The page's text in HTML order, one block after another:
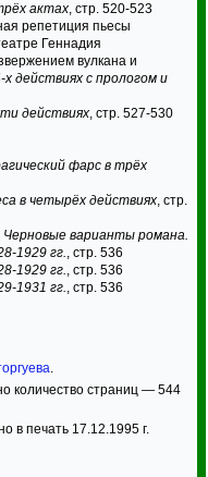
актах, стр. 520-523
репетиция пьесы
Геннадия
вулкана и
х действиях с прологом и
действиях, стр. 527-530
фарс в трёх
в четырёх действиях, стр.
Черновые варианты романа.
1929 гг., стр. 536
1929 гг., стр. 536
1931 гг., стр. 536
.
количество страниц — 544
в печать 17.12.1995 г.